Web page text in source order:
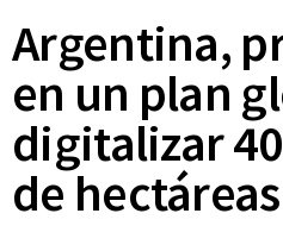
Argentina,
en un plan
digitalizar
de hectáreas